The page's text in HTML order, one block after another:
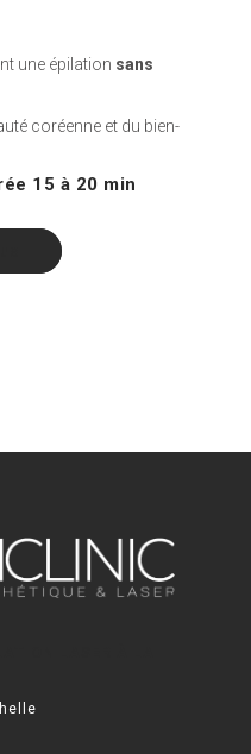
une épilation sans
coréenne et du bien-
15 à 20 min